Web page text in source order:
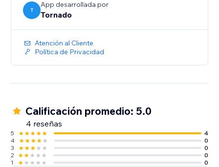
T
App desarrollada por
Tornado
Atención al Cliente
Política de Privacidad
Calificación promedio: 5.0
4 reseñas
5
4
4
0
3
0
2
0
1
0